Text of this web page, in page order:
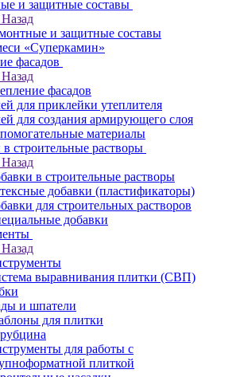
и защитные составы
Назад
и защитные составы
«Суперкамин»
фасадов
Назад
фасадов
для приклейки утеплителя
для создания армирующего слоя
материалы
строительные растворы
Назад
в строительные растворы
добавки (пластификаторы)
для строительных растворов
добавки
Назад
выравнивания плитки (СВП)
и шпатели
для плитки
для работы с
плиткой